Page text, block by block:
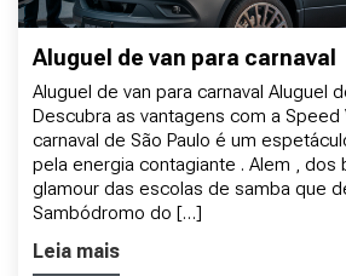
Aluguel de van para carnaval
Aluguel de van para carnaval Aluguel
Descubra as vantagens com a Speed
carnaval de São Paulo é um
pela energia contagiante . Alem , dos
glamour das escolas de samba que
Sambódromo do […]
Leia mais